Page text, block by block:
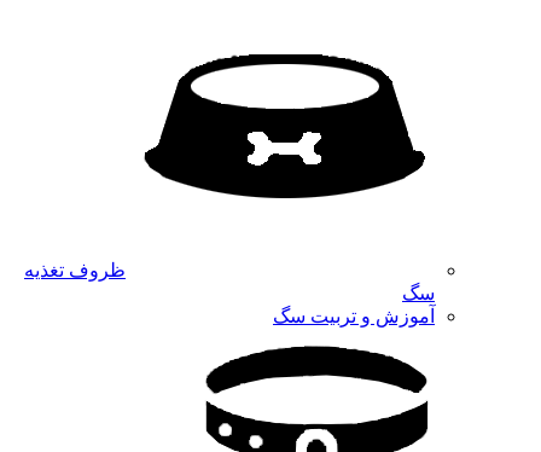
ظروف تغذیه
سگ
آموزش و تربیت سگ